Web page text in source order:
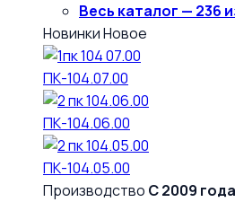
Весь каталог — 236
НовинкиНовое
ПК-104.07.00
ПК-104.06.00
ПК-104.05.00
Производство С 2009 года